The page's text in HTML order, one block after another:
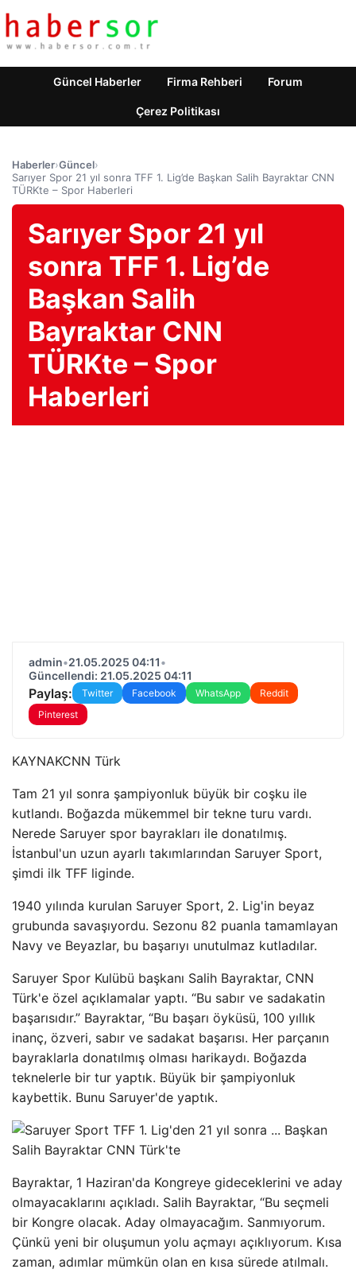
Güncel Haberler Firma Rehberi Forum
Çerez Politikası
Haberler›Güncel›
Sarıyer Spor 21 yıl sonra TFF 1. Lig’de Başkan Salih Bayraktar CNN
TÜRKte – Spor Haberleri
Sarıyer Spor 21 yıl
sonra TFF 1. Lig’de
Başkan Salih
Bayraktar CNN
TÜRKte – Spor
Haberleri
admin•21.05.2025 04:11•
Güncellendi: 21.05.2025 04:11
Paylaş: Twitter Facebook WhatsApp
Reddit
Pinterest
KAYNAKCNN Türk
Tam 21 yıl sonra şampiyonluk büyük bir coşku ile
kutlandı. Boğazda mükemmel bir tekne turu vardı.
Nerede Saruyer spor bayrakları ile donatılmış.
İstanbul'un uzun ayarlı takımlarından Saruyer Sport,
şimdi ilk TFF liginde.
1940 yılında kurulan Saruyer Sport, 2. Lig'in beyaz
grubunda savaşıyordu. Sezonu 82 puanla tamamlayan
Navy ve Beyazlar, bu başarıyı unutulmaz kutladılar.
Saruyer Spor Kulübü başkanı Salih Bayraktar, CNN
Türk'e özel açıklamalar yaptı. “Bu sabır ve sadakatin
başarısıdır.” Bayraktar, “Bu başarı öyküsü, 100 yıllık
inanç, özveri, sabır ve sadakat başarısı. Her parçanın
bayraklarla donatılmış olması harikaydı. Boğazda
teknelerle bir tur yaptık. Büyük bir şampiyonluk
kaybettik. Bunu Saruyer'de yaptık.
Bayraktar, 1 Haziran'da Kongreye gideceklerini ve aday
olmayacaklarını açıkladı. Salih Bayraktar, “Bu seçmeli
bir Kongre olacak. Aday olmayacağım. Sanmıyorum.
Çünkü yeni bir oluşumun yolu açmayı açıklıyorum. Kısa
zaman, adımlar mümkün olan en kısa sürede atılmalı.